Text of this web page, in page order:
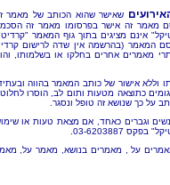
שאישר שהוא הכותב של מאמר
מאמר זה אישר בפרסומו מאמר זה
אינם מציגים בתוך גוף המאמר
המאמר (בהרשמה אין שדה לרישום
מאמרים אחרים בחלקו או בשלמותו,
וללא אישור של כותב המאמר בהווה
כתוצאה מטעות ותום לב, הוסרו
על כך שנושא זה טופל ונסגר.
וגברים כאחד, אם מצאת טעות או
6203887.
על , מאמרים בנושא, מאמר על,